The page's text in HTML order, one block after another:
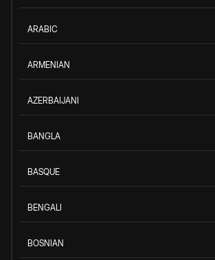
ARABIC
ARMENIAN
AZERBAIJANI
BANGLA
BASQUE
BENGALI
BOSNIAN